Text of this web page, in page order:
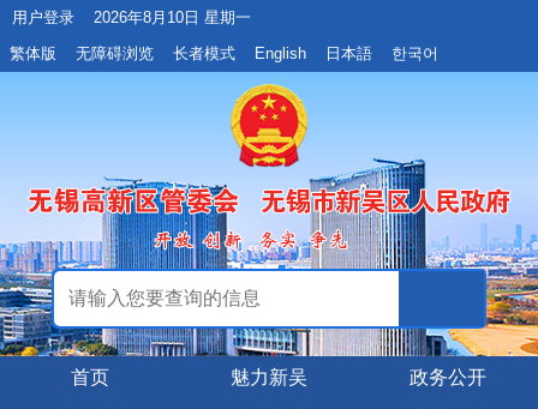
用户登录
2026年8月10日 星期一
繁体版
无障碍浏览 长者模式 English 日本語 한국어
首页 魅力新吴 政务公开